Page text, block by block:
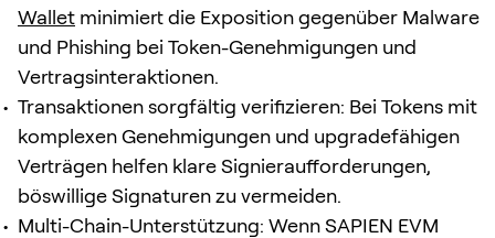
Wallet minimiert die Exposition gegenüber Malware
und Phishing bei Token-Genehmigungen und
Vertragsinteraktionen.
Transaktionen sorgfältig verifizieren: Bei Tokens mit
komplexen Genehmigungen und upgradefähigen
Verträgen helfen klare Signieraufforderungen,
böswillige Signaturen zu vermeiden.
Multi-Chain-Unterstützung: Wenn SAPIEN EVM